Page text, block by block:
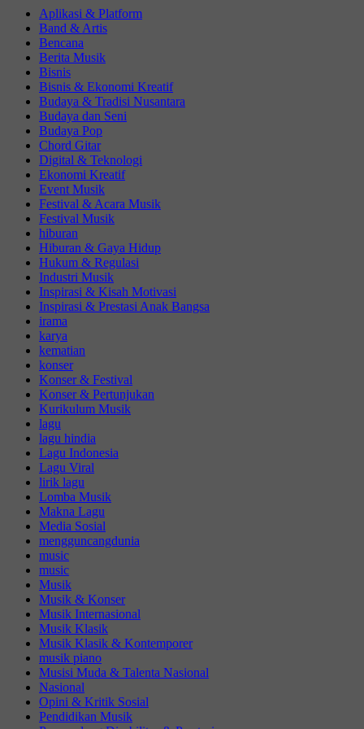
Aplikasi & Platform
Band & Artis
Bencana
Berita Musik
Bisnis
Bisnis & Ekonomi Kreatif
Budaya & Tradisi Nusantara
Budaya dan Seni
Budaya Pop
Chord Gitar
Digital & Teknologi
Ekonomi Kreatif
Event Musik
Festival & Acara Musik
Festival Musik
hiburan
Hiburan & Gaya Hidup
Hukum & Regulasi
Industri Musik
Inspirasi & Kisah Motivasi
Inspirasi & Prestasi Anak Bangsa
irama
karya
kematian
konser
Konser & Festival
Konser & Pertunjukan
Kurikulum Musik
lagu
lagu hindia
Lagu Indonesia
Lagu Viral
lirik lagu
Lomba Musik
Makna Lagu
Media Sosial
mengguncangdunia
music
music
Musik
Musik & Konser
Musik Internasional
Musik Klasik
Musik Klasik & Kontemporer
musik piano
Musisi Muda & Talenta Nasional
Nasional
Opini & Kritik Sosial
Pendidikan Musik